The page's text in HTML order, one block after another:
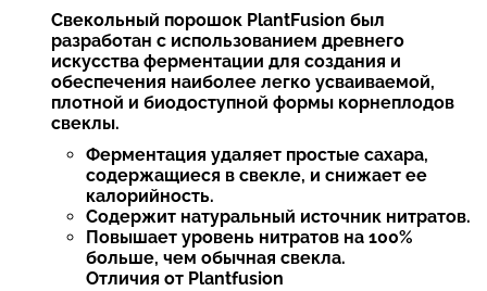
Свекольный порошок PlantFusion был
разработан с использованием древнего
искусства ферментации для создания и
обеспечения наиболее легко усваиваемой,
плотной и биодоступной формы корнеплодов
свеклы.
Ферментация удаляет простые сахара,
содержащиеся в свекле, и снижает ее
калорийность.
Содержит натуральный источник нитратов.
Повышает уровень нитратов на 100%
больше, чем обычная свекла.
Отличия от Plantfusion